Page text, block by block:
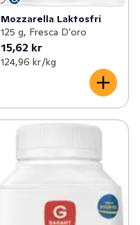
Mozzarella Laktosfri
125 g, Fresca D'oro
15,62 kr
124,96 kr /kg